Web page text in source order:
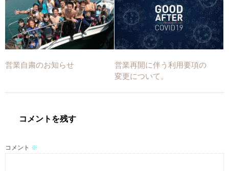
営業自粛のお知らせ
営業再開に伴う利用要項の
変更について。
コメントを残す
コメント ※